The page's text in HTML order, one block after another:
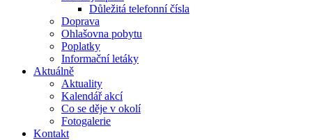
Důležitá telefonní čísla
Doprava
Ohlašovna pobytu
Poplatky
Informační letáky
Aktuálně
Aktuality
Kalendář akcí
Co se děje v okolí
Fotogalerie
Kontakt